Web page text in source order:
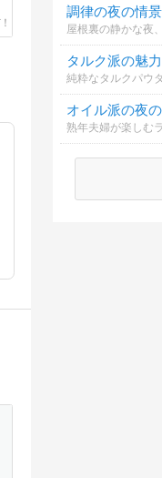
調律の夜の情
屋根裏の静かな夜
タルク派の魅
オイル派の夜